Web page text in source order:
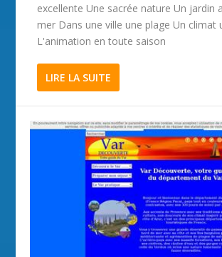
excellente Une sacrée nature Un jardin
mer Dans une ville une plage Un climat
L'animation en toute saison
LIRE LA SUITE